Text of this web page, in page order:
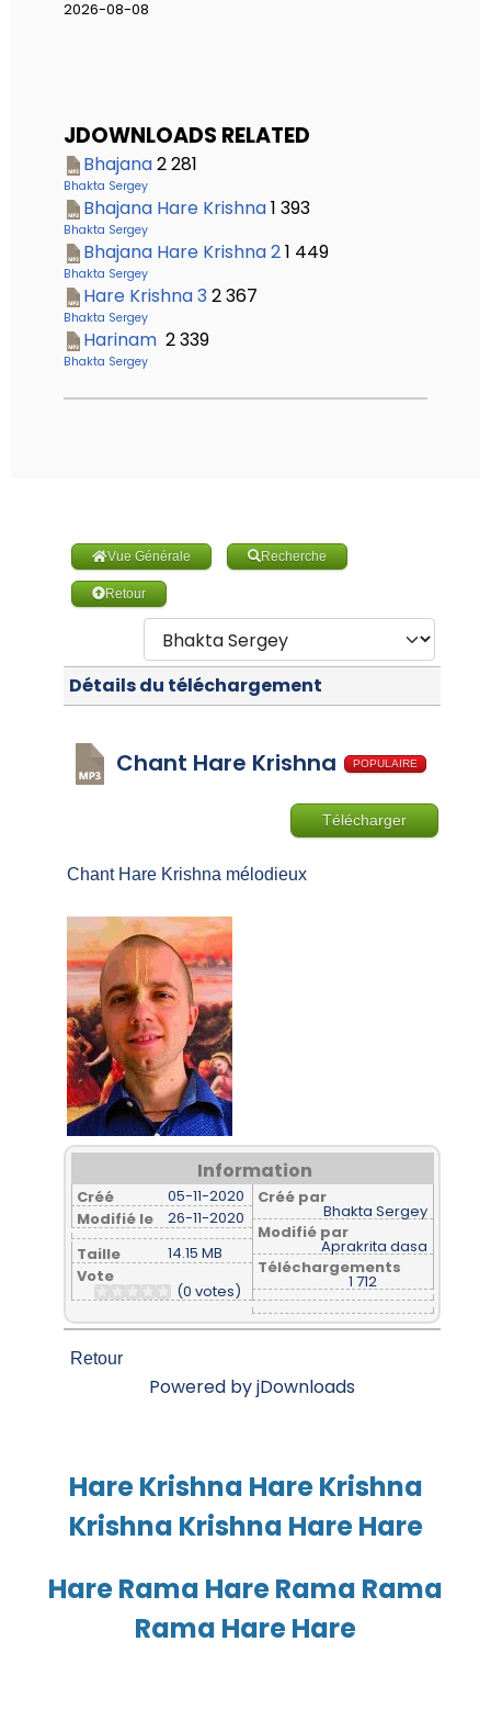
2026-08-08
JDOWNLOADS RELATED
Bhajana2 281
Bhakta Sergey
Bhajana Hare Krishna1 393
Bhakta Sergey
Bhajana Hare Krishna 21 449
Bhakta Sergey
Hare Krishna 32 367
Bhakta Sergey
Harinam 2 339
Bhakta Sergey
Vue Générale Recherche
Retour
Détails du téléchargement
Chant Hare Krishna POPULAIRE
Télécharger
Chant Hare Krishna mélodieux
Information
Créé
05-11-2020
Modifié le
26-11-2020
Taille
14.15 MB
Vote
(0 votes)
Créé par
Bhakta Sergey
Modifié par
Aprakrita dasa
Téléchargements
1 712
Retour
Powered by jDownloads
Hare Krishna Hare Krishna
Krishna Krishna Hare Hare
Hare Rama Hare Rama Rama
Rama Hare Hare